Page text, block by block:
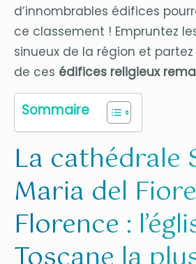
d’innombrables édifices
ce classement ! Empruntez
sinueux de la région et
de ces édifices religieux
Sommaire
La cathédrale
Maria del
Florence :